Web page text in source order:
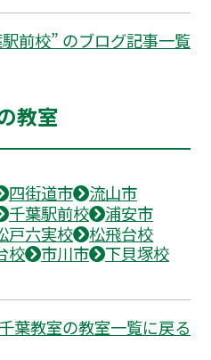
前校” のブログ記事一覧
教室
四街道市
流山市
千葉駅前校
浦安市
戸六実校
松飛台校
校 市川市
下貝塚校
千葉教室の教室一覧に戻る